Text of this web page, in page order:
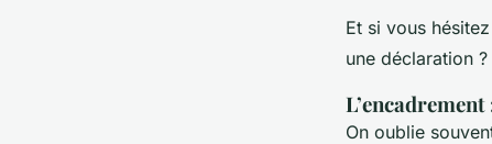
Et si vous
une déclaration
On oublie